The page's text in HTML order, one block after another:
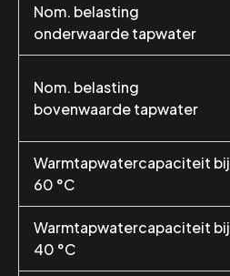
Nom. belasting
onderwaarde tapwater
Nom. belasting
bovenwaarde tapwater
Warmtapwatercapaciteit bij
60 °C
Warmtapwatercapaciteit bij
40 °C